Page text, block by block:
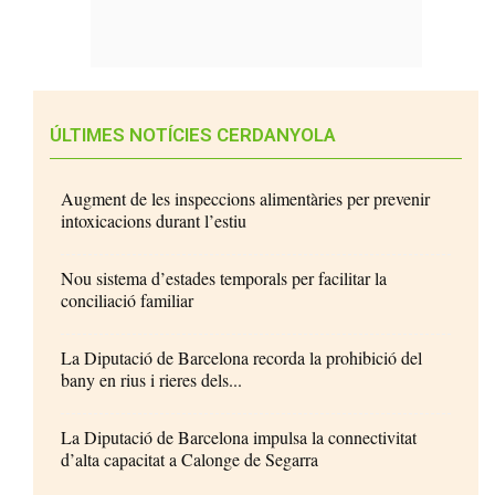
ÚLTIMES NOTÍCIES CERDANYOLA
Augment de les inspeccions alimentàries per prevenir
intoxicacions durant l’estiu
Nou sistema d’estades temporals per facilitar la
conciliació familiar
La Diputació de Barcelona recorda la prohibició del
bany en rius i rieres dels...
La Diputació de Barcelona impulsa la connectivitat
d’alta capacitat a Calonge de Segarra